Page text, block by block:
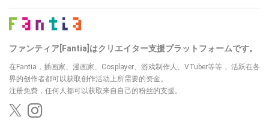
ファンティア[Fantia]はクリエイター支援プラットフォームです。
在Fantia，插画家、漫画家、Cosplayer、游戏制作人、VTuber等等， 活跃在各
界的创作者都可以获取创作活动上所需要的资金。
注册免费，任何人都可以获取来自自己的粉丝的支援。